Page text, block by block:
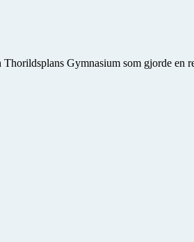
Gymnasium som gjorde